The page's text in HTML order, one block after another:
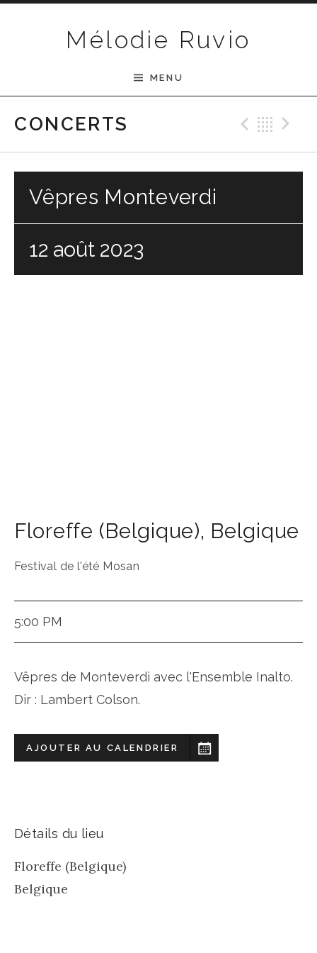
Mélodie Ruvio
MENU
CONCERTS
Vêpres Monteverdi
12 août 2023
Floreffe (Belgique), Belgique
Festival de l'été Mosan
5:00 PM
Vêpres de Monteverdi avec l'Ensemble Inalto.
Dir : Lambert Colson.
AJOUTER AU CALENDRIER
Détails du lieu
Floreffe (Belgique)
Belgique